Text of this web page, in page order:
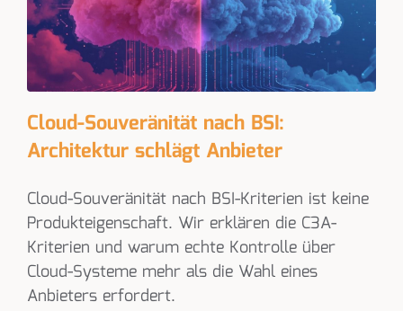
Cloud-Souveränität nach BSI:
Architektur schlägt Anbieter
Cloud-Souveränität nach BSI-Kriterien ist keine
Produkteigenschaft. Wir erklären die C3A-
Kriterien und warum echte Kontrolle über
Cloud-Systeme mehr als die Wahl eines
Anbieters erfordert.